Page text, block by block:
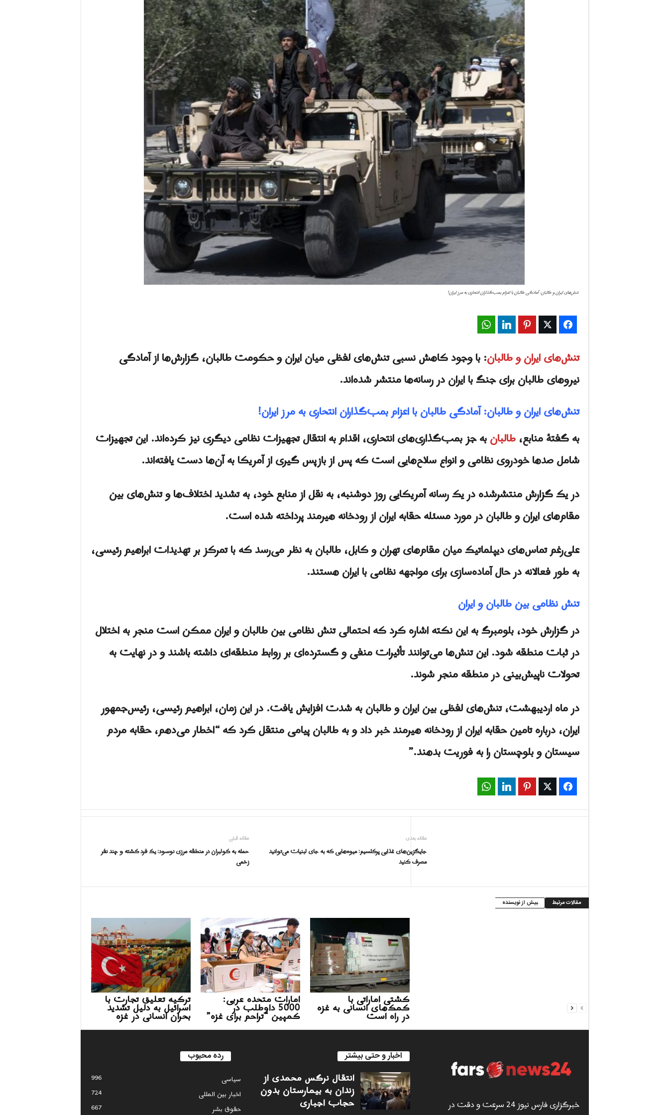
ف
ا
ر
س
ن
ی
و
ز
2
4
تنش‌های ایران و طالبان: آمادگی طالبان با اعزام بمب‌گذاران انتحاری به مرز ایران!
Facebook
Twitter
Pinterest
LinkedIn
تنش‌های ایران و طالبان: با وجود کاهش نسبی تنش‌های لفظی میان ايران و حکومت طالبان، گزارش‌ها از آمادگی
نیروهای طالبان برای جنگ با ایران در رسانه‌ها منتشر شده‌اند.
تنش‌هاى ایران و طالبان: آمادگی طالبان با اعزام بمب‌گذاران انتحاری به مرز ایران!
به گفتهٔ منابع،طالبانبه جز بمب‌گذاری‌های انتحاری، اقدام به انتقال تجهیزات نظامی دیگری نیز کرده‌اند. این تجهیزات
شامل صدها خودروی نظامی و انواع سلاح‌هایی است که پس از بازپس گیری از آمریکا به آن‌ها دست یافته‌اند.
در یک گزارش منتشرشده در یک رسانه آمریکایی روز دوشنبه، به نقل از منابع خود، به تشدید اختلاف‌ها و تنش‌های بین
مقام‌های ايران و طالبان در مورد مسئله حقابه ایران از رودخانه هیرمند پرداخته شده است.
علی‌رغم تماس‌های دیپلماتیک میان مقام‌های تهران و کابل، طالبان به نظر می‌رسد که با تمرکز بر تهدیدات ابراهیم رئیسی،
به طور فعالانه در حال آماده‌سازی برای مواجهه نظامی با ایران هستند.
تنش نظامی بین طالبان و ایران
در گزارش خود، بلومبرگ به این نکته اشاره کرد که احتمالی تنش نظامی بین طالبان و ایران ممکن است منجر به اختلال
در ثبات منطقه شود. این تنش‌ها می‌توانند تأثیرات منفی و گسترده‌ای بر روابط منطقه‌ای داشته باشند و در نهایت به
تحولات ناپیش‌بینی در منطقه منجر شوند.
در ماه اردیبهشت، تنش‌های لفظی بین ایران و طالبان به شدت افزایش یافت. در این زمان، ابراهیم رئیسی، رئیس‌جمهور
ایران، درباره تامین حقابه ایران از رودخانه هیرمند خبر داد و به طالبان پیامی منتقل کرد که “اخطار می‌دهم، حقابه مردم
سیستان و بلوچستان را به فوریت بدهند.”
Facebook
Twitter
Pinterest
LinkedIn
مقاله قبلی
حمله به کولبران در منطقه مرزی نوسود: یک فرد کشته و چند نفر
زخمی
مقاله بعدی
جایگزین‌های غذایی پرکلسیم: میوه‌هایی که به جای لبنیات می‌توانید
مصرف کنید
مقالات مرتبط بیش از نویسنده
ترکیه تعلیق تجارت با
اسرائیل به دلیل تشدید
بحران انسانی در غزه
امارات متحده عربی:
5000 داوطلب در
کمپین “تراحم برای غزه”
کشتی اماراتی با
کمک‌های انسانی به غزه
در راه است
خبرگزاری فارس نیوز 24 سرعت و دقت در
اخبار و حتی بیشتر
انتقال نرگس محمدی از
زندان به بیمارستان بدون
حجاب اجباری
رده محبوب
سياسى
996
اخبار بین المللی
724
حقوق بشر
667